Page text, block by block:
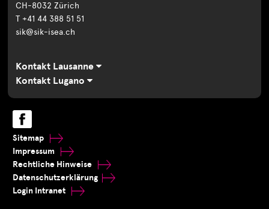
CH-8032 Zürich
T +41 44 388 51 51
sik@sik-isea.ch
Kontakt Lausanne
Kontakt Lugano
Sitemap
Impressum
Rechtliche Hinweise
Datenschutzerklärung
Login Intranet